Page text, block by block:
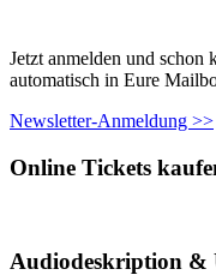
Jetzt anmelden und
automatisch in Eure
Newsletter-Anmeldung >>
Online Tickets
Audiodeskription &